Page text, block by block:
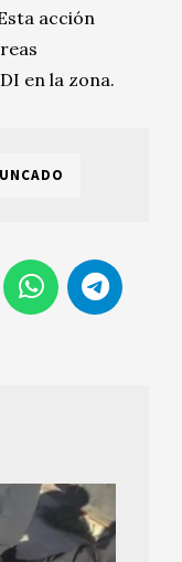
acción
en la zona.